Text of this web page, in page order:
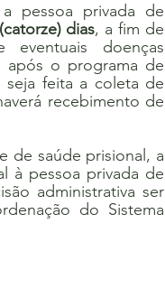
pessoa privada de
dias, a fim de
doenças
após o programa de
feita a coleta de
recebimento de
de saúde prisional, a
à pessoa privada de
administrativa ser
do Sistema